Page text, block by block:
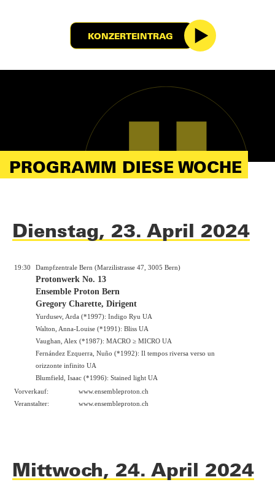
KONZERTEINTRAG
PROGRAMM DIESE WOCHE
Dienstag, 23. April 2024
19:30 Dampfzentrale Bern (Marzilistrasse 47, 3005 Bern)
Protonwerk No. 13
Ensemble Proton Bern
Gregory Charette, Dirigent
Yurdusev, Arda (*1997): Indigo Ryu UA
Walton, Anna-Louise (*1991): Bliss UA
Vaughan, Alex (*1987): MACRO ≥ MICRO UA
Fernández Ezquerra, Nuño (*1992): Il tempos riversa verso un
orizzonte infinito UA
Blumfield, Isaac (*1996): Stained light UA
Vorverkauf:
www.ensembleproton.ch
Veranstalter:
www.ensembleproton.ch
Mittwoch, 24. April 2024